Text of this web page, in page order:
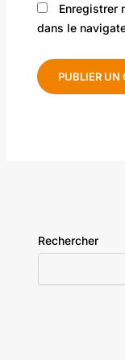
Enregistrer
dans le
Rechercher